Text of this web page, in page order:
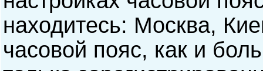
находитесь: Москва,
часовой пояс, как и